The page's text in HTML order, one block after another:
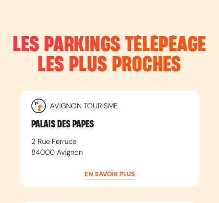
LES PARKINGS TÉLÉPÉAGE
LES PLUS PROCHES
AVIGNON TOURISME
PALAIS DES PAPES
2 Rue Ferruce
84000 Avignon
EN SAVOIR PLUS